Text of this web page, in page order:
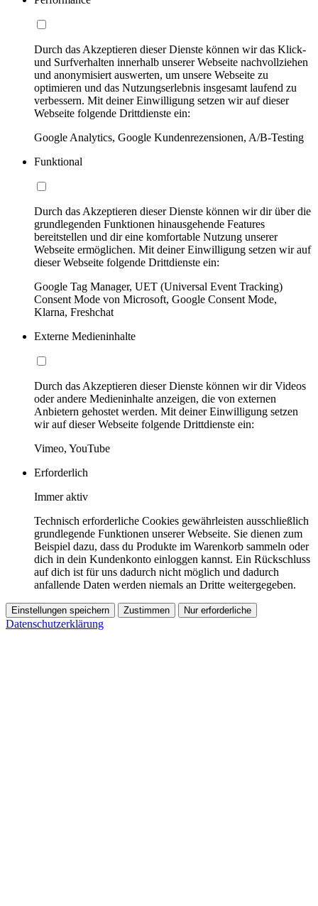
Durch das Akzeptieren dieser Dienste können wir das Klick-
und Surfverhalten innerhalb unserer Webseite nachvollziehen
und anonymisiert auswerten, um unsere Webseite zu
optimieren und das Nutzungserlebnis insgesamt laufend zu
verbessern. Mit deiner Einwilligung setzen wir auf dieser
Webseite folgende Drittdienste ein:
Google Analytics, Google Kundenrezensionen, A/B-Testing
Funktional
Durch das Akzeptieren dieser Dienste können wir dir über die
grundlegenden Funktionen hinausgehende Features
bereitstellen und dir eine komfortable Nutzung unserer
Webseite ermöglichen. Mit deiner Einwilligung setzen wir auf
dieser Webseite folgende Drittdienste ein:
Google Tag Manager, UET (Universal Event Tracking)
Consent Mode von Microsoft, Google Consent Mode,
Klarna, Freshchat
Externe Medieninhalte
Durch das Akzeptieren dieser Dienste können wir dir Videos
oder andere Medieninhalte anzeigen, die von externen
Anbietern gehostet werden. Mit deiner Einwilligung setzen
wir auf dieser Webseite folgende Drittdienste ein:
Vimeo, YouTube
Erforderlich
Immer aktiv
Technisch erforderliche Cookies gewährleisten ausschließlich
grundlegende Funktionen unserer Webseite. Sie dienen zum
Beispiel dazu, dass du Produkte im Warenkorb sammeln oder
dich in dein Kundenkonto einloggen kannst. Ein Rückschluss
auf dich ist für uns dadurch nicht möglich und dadurch
anfallende Daten werden niemals an Dritte weitergegeben.
Einstellungen speichern Zustimmen Nur erforderliche
Datenschutzerklärung